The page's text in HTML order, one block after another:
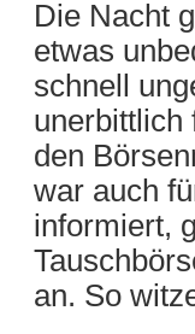
Die Nacht
etwas
schnell
unerbittlich
den
war auch
informiert,
an. So